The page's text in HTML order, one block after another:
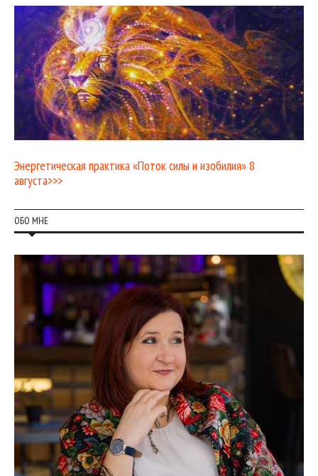
Энергетическая практика «Поток силы и изобилия» 8
августа>>>
ОБО МНЕ